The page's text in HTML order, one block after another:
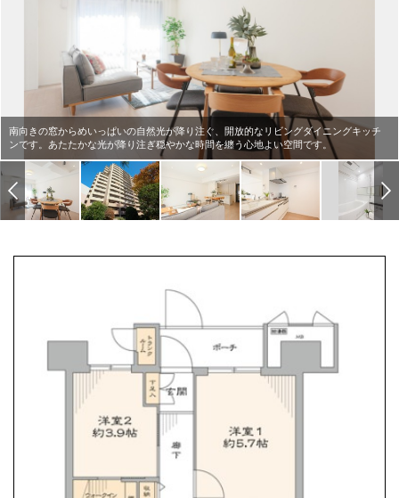
南向きの窓からめいっぱいの自然光が降り注ぐ、開放的なリビングダイニングキッチ
ンです。あたたかな光が降り注ぎ穏やかな時間を纏う心地よい空間です。